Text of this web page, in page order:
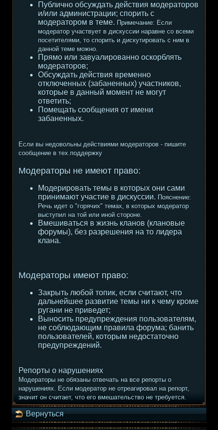
Публично обсуждать действия модераторов
и/или администрации; спорить с
модератором в теме. Примечание: Если
модератор участвует в дискуссии наравне со всеми
посетителями, то спорить и дискутировать с ним в
данной теме можно.
Прямо или завуалированно оскорблять
модераторов;
Обсуждать действия временно
отключенных (забаненных) участников,
которые в данный момент не могут
ответить;
Помещать сообщения от имени
забаненных.
Если вы недовольны действиями модераторов - пишите
сообщение в тех.поддержку
Модераторы не имеют право:
Модерировать темы в которых они сами
принимают участие в дискуссии. Пояснение:
Речь идет о "горячих" темах, в которых модератор
выступил на той или иной стороне.
Вмешиваться в жизнь кланов (клановые
форумы), без разрешения на то лидера
клана.
Модераторы имеют право:
Закрыть любой топик, если считают, что
дальнейшее развитие темы ни к чему кроме
ругани не приведет;
Выносить предупреждения пользователям,
не соблюдающим правила форума; банить
пользователей, которым недостаточно
предупреждений.
Репорты о нарушениях
Модераторы не обязаны отвечать на все репорты о
нарушениях. Если модератор не отреагировал на репорт,
значит он считает, что его вмешательство не требуется.
Вернуться